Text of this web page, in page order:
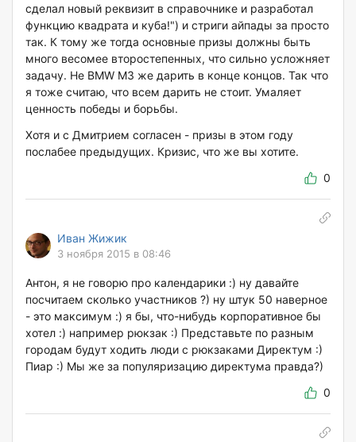
сделал новый реквизит в справочнике и разработал
функцию квадрата и куба!") и стриги айпады за просто
так. К тому же тогда основные призы должны быть
много весомее второстепенных, что сильно усложняет
задачу. Не BMW M3 же дарить в конце концов. Так что
я тоже считаю, что всем дарить не стоит. Умаляет
ценность победы и борьбы.
Хотя и с Дмитрием согласен - призы в этом году
послабее предыдущих. Кризис, что же вы хотите.
0
Иван Жижик
3 ноября 2015 в 08:46
Антон, я не говорю про календарики :) ну давайте
посчитаем сколько участников ?) ну штук 50 наверное
- это максимум :) я бы, что-нибудь корпоративное бы
хотел :) например рюкзак :) Представьте по разным
городам будут ходить люди с рюкзаками Директум :)
Пиар :) Мы же за популяризацию директума правда?)
0